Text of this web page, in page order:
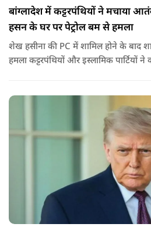
बांग्लादेश में कट्टरपंथियों ने मचाया
हसन के घर पर पेट्रोल बम से हमला
शेख हसीना की PC में शामिल होने के बाद
हमला कट्टरपंथियों और इस्लामिक पार्टियों
जरिए संबोधन दिया था.